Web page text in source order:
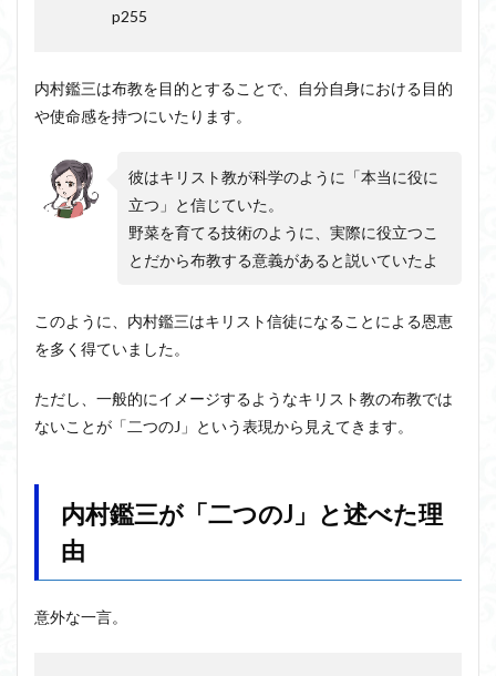
p255
内村鑑三は布教を目的とすることで、自分自身における目的
や使命感を持つにいたります。
彼はキリスト教が科学のように「本当に役に
立つ」と信じていた。
野菜を育てる技術のように、実際に役立つこ
とだから布教する意義があると説いていたよ
このように、内村鑑三はキリスト信徒になることによる恩恵
を多く得ていました。
ただし、一般的にイメージするようなキリスト教の布教では
ないことが「二つのJ」という表現から見えてきます。
内村鑑三が「二つのJ」と述べた理
由
意外な一言。